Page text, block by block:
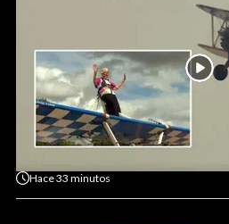
Hace33 minutos